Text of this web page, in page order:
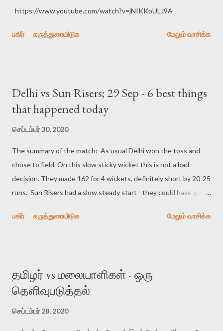
https://www.youtube.com/watch?v=jNIKKoULJ9A
பகிர் கருத்துரையிடுக மேலும் வாசிக்க
Delhi vs Sun Risers; 29 Sep - 6 best things
that happened today
செப்டம்பர் 30, 2020
The summary of the match: As usual Delhi won the toss and
chose to field. On this slow sticky wicket this is not a bad
decision. They made 162 for 4 wickets, definitely short by 20-25
runs. Sun Risers had a slow steady start - they could have gone
chose to have a stable start, which made things difficult in the
excelling in this format and that shows you dont need to have
much mystery always to succeed in t20. Also the pace bowlers
பகிர் கருத்துரையிடுக மேலும் வாசிக்க
தமிழர் vs மலையாளிகள் - ஒரு
தெளிவுபடுத்தல்
செப்டம்பர் 28, 2020